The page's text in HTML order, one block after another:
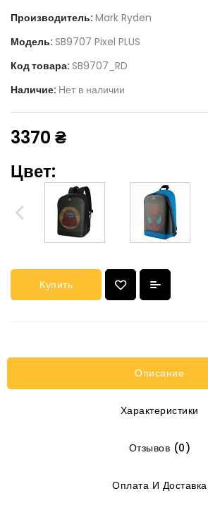
Производитель: Mark Ryden
Модель: SB9707 Pixel PLUS
Код товара: SB9707_RD
Наличие: Нет в наличии
3370 ₴
Цвет:
Купить
Описание
Характеристики
Отзывов (0)
Оплата И Доставка